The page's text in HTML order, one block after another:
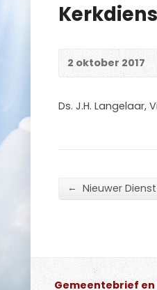
2 oktober 2017
Ds. J.H. Langelaar,
← Nieuwer Dienst
Gemeentebrief en